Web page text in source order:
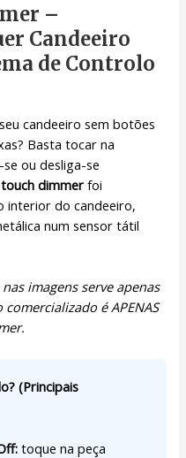
–
Candeeiro
de Controlo
candeeiro sem botões
Basta tocar na
ou desliga-se
dimmer foi
interior do candeeiro,
num sensor tátil
imagens serve apenas
é APENAS
(Principais
toque na peça